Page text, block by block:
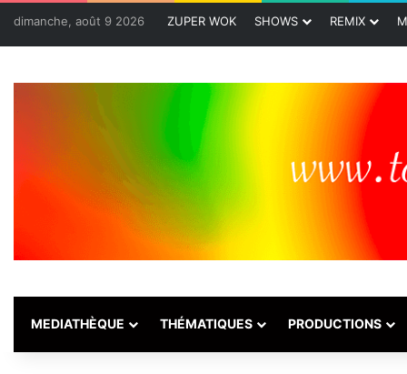
dimanche, août 9 2026 ZUPER WOK SHOWS REMIX
MEDIATHÈQUE THÉMATIQUES PRODUCTIONS